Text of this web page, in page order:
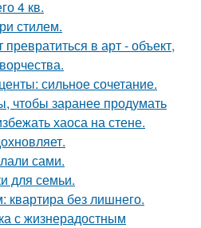
4 кв.
стилем.
в арт - объект,
сильное сочетание.
чтобы заранее продумать
хаоса на стене.
сами.
для семьи.
без лишнего.
с жизнерадостным